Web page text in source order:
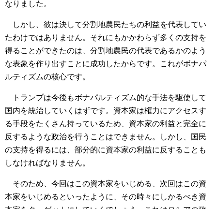
なりました。
しかし、彼は決して分割地農民たちの利益を代表してい
たわけではありません。それにもかかわらず多くの支持を
得ることができたのは、分割地農民の代表であるかのよう
な表象を作り出すことに成功したからです。これがボナパ
ルティズムの核心です。
トランプは今後もボナパルティズム的な手法を駆使して
国内を統治していくはずです。資本家は権力にアクセスす
る手段をたくさん持っているため、資本家の利益と完全に
反するような政治を行うことはできません。しかし、国民
の支持を得るには、部分的に資本家の利益に反することも
しなければなりません。
そのため、今回はこの資本家をいじめる、次回はこの資
本家をいじめるといったように、その時々にしかるべき資